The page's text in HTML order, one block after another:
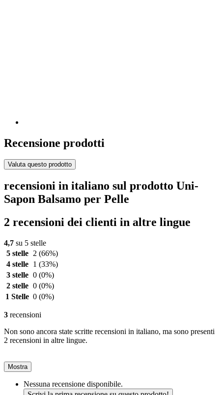
Recensione prodotti
Valuta questo prodotto
recensioni in italiano sul prodotto Uni-
Sapon Balsamo per Pelle
2 recensioni dei clienti in altre lingue
4,7 su 5 stelle
5 stelle
2 (66%)
4 stelle
1 (33%)
3 stelle 0 (0%)
2 stelle 0 (0%)
1 Stelle 0 (0%)
3 recensioni
Non sono ancora state scritte recensioni in italiano, ma sono presenti
2 recensioni in altre lingue.
Mostra
Nessuna recensione disponibile.